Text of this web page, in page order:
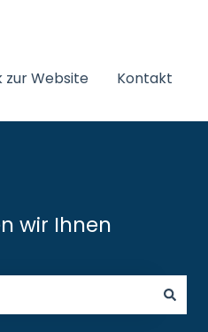
Übersetzungen anzeigen
zur Website Kontakt
wir Ihnen